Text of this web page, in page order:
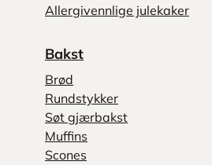
Allergivennlige julekaker
Bakst
Brød
Rundstykker
Søt gjærbakst
Muffins
Scones